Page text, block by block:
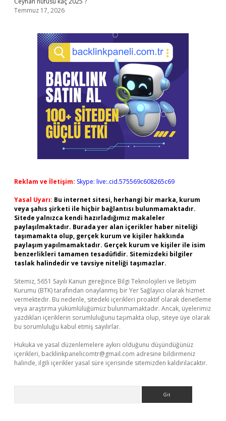
Temmuz 17, 2026
Reklam ve İletişim: Skype: live:.cid.575569c608265c69
Yasal Uyarı: Bu internet sitesi, herhangi bir marka, kurum
veya şahıs şirketi ile hiçbir bağlantısı bulunmamaktadır.
Sitede yalnızca kendi hazırladığımız makaleler
paylaşılmaktadır. Burada yer alan içerikler haber niteliği
taşımamakta olup, gerçek kurum ve kişiler hakkında
paylaşım yapılmamaktadır. Gerçek kurum ve kişiler ile isim
benzerlikleri tamamen tesadüfidir. Sitemizdeki bilgiler
taslak halindedir ve tavsiye niteliği taşımazlar.
Sitemiz, 5651 Sayılı Kanun gereğince Bilgi Teknolojileri ve İletişim
Kurumu (BTK) tarafından onaylanmış bir Yer Sağlayıcı olarak hizmet
vermektedir. Bu nedenle, sitedeki içerikleri proaktif olarak denetleme
veya araştırma yükümlülüğümüz bulunmamaktadır. Ancak, üyelerimiz
yazdıkları içeriklerin sorumluluğunu taşımakta olup, siteye üye olarak
bu sorumluluğu kabul etmiş sayılırlar.
Hukuka ve yasal düzenlemelere aykırı olduğunu düşündüğünüz
içerikleri, backlinkpanelicomtr@gmail.com adresine bildirmeniz
halinde, ilgili içerikler yasal süre içerisinde sitemizden kaldırılacaktır.